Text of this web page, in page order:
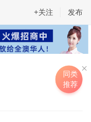
发布
+关注
同类
推荐